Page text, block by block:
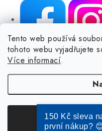
Tento web používá
tohoto webu vyjadřujete
Více informací.
NIKARO, s.r.o.- Dokoše.cz,
Votice, ČESKÁ REPUBLIKA
Podle zákona o evidenci tržeb
Zároveň je povinen zaevidovat
případě technického výpadku
150 Kč sleva
první nákup?